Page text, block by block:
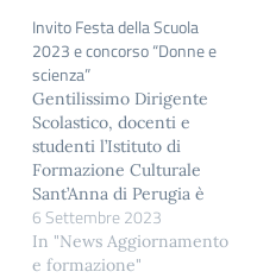
Invito Festa della Scuola
2023 e concorso “Donne e
scienza”
Gentilissimo Dirigente
Scolastico, docenti e
studenti l’Istituto di
Formazione Culturale
Sant’Anna di Perugia è
lieto di invitarvi alla Festa
della Scuola: apertura
dell’anno scolastico,
6 Settembre 2023
In "News Aggiornamento
e formazione"